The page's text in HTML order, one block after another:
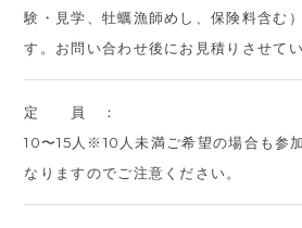
験・見学、牡蠣漁師めし、保険料含む
す。お問い合わせ後にお見積りさせて
定 員 ：
10〜15人※10人未満ご希望の場合も参
なりますのでご注意ください。